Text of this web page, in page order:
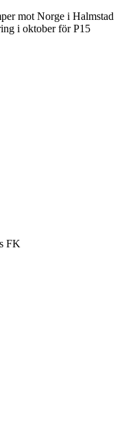
mot Norge i Halmstad
i oktober för P15
FK